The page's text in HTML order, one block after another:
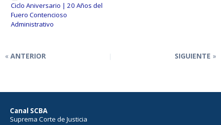
Ciclo Aniversario | 20 Años del
Fuero Contencioso
Administrativo
ANTERIOR SIGUIENTE
Canal SCBA
Suprema Corte de Justicia